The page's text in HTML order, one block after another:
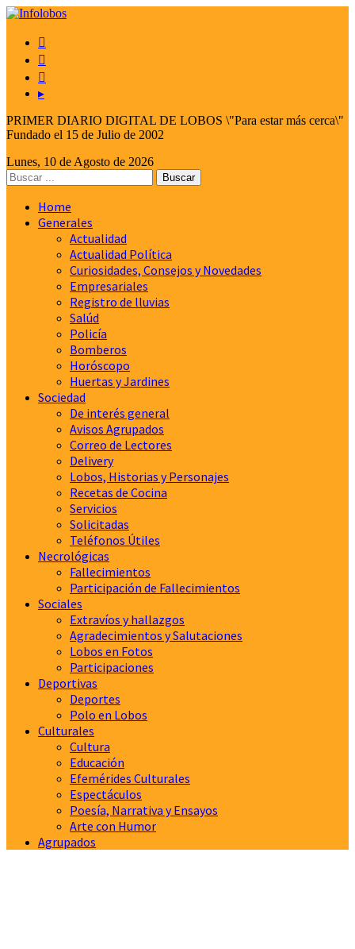



▸
PRIMER DIARIO DIGITAL DE LOBOS \"Para estar más cerca\"
Fundado el 15 de Julio de 2002
Lunes, 10 de Agosto de 2026
Home
Generales
Actualidad
Actualidad Política
Curiosidades, Consejos y Novedades
Empresariales
Registro de lluvias
Salúd
Policía
Bomberos
Horóscopo
Huertas y Jardines
Sociedad
De interés general
Avisos Agrupados
Correo de Lectores
Delivery
Lobos, Historias y Personajes
Recetas de Cocina
Servicios
Solicitadas
Teléfonos Útiles
Necrológicas
Fallecimientos
Participación de Fallecimientos
Sociales
Extravíos y hallazgos
Agradecimientos y Salutaciones
Lobos en Fotos
Participaciones
Deportivas
Deportes
Polo en Lobos
Culturales
Cultura
Educación
Efemérides Culturales
Espectáculos
Poesía, Narrativa y Ensayos
Arte con Humor
Agrupados